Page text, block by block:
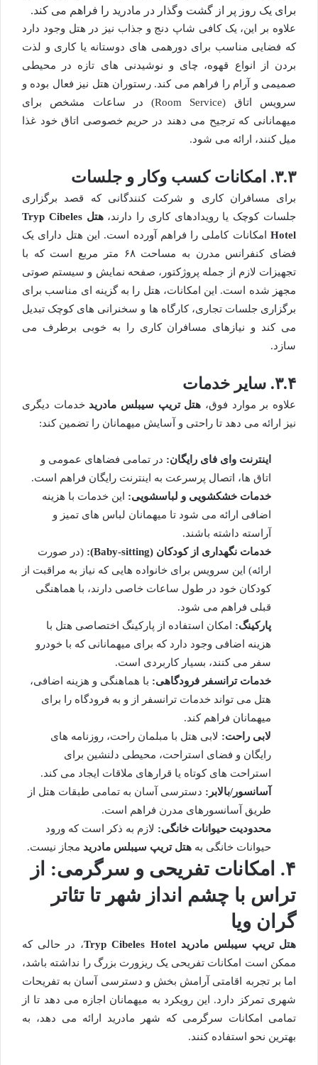
برای یک روز پر از گشت وگذار در مادرید را فراهم می کند.
علاوه بر این، یک کافی شاپ دنج و جذاب نیز در هتل وجود دارد
که فضایی مناسب برای دورهمی های دوستانه یا کاری و لذت
بردن از انواع قهوه، چای و نوشیدنی های تازه در محیطی
صمیمی و آرام را فراهم می کند. رستوران هتل نیز فعال بوده و
سرویس اتاق (Room Service) در ساعات مشخص برای
میهمانانی که ترجیح می دهند در حریم خصوصی اتاق خود غذا
میل کنند، ارائه می شود.
۳.۳. امکانات کسب وکار و جلسات
برای مسافران کاری و شرکت کنندگانی که قصد برگزاری
جلسات کوچک یا رویدادهای کاری را دارند،
هتل Tryp Cibeles
Hotel امکانات کاملی را فراهم آورده است. این هتل دارای یک
فضای کنفرانس مدرن به مساحت ۶۸ متر مربع است که با
تجهیزات لازم از جمله پروژکتور، صفحه نمایش و سیستم صوتی
مجهز شده است. این امکانات، هتل را به گزینه ای مناسب برای
برگزاری جلسات تجاری، کارگاه ها و سخنرانی های کوچک تبدیل
می کند و نیازهای مسافران کاری را به خوبی برطرف می
سازد.
۳.۴. سایر خدمات
علاوه بر موارد فوق، هتل تریپ سیبلس مادرید خدمات دیگری
نیز ارائه می دهد تا راحتی و آسایش میهمانان را تضمین کند:
اینترنت وای فای رایگان: در تمامی فضاهای عمومی و
اتاق ها، اتصال پرسرعت به اینترنت رایگان فراهم است.
خدمات خشکشویی و لباسشویی: این خدمات با هزینه
اضافی ارائه می شود تا میهمانان لباس های تمیز و
آراسته داشته باشند.
خدمات نگهداری از کودکان (Baby-sitting):
(در صورت
ارائه) این سرویس برای خانواده هایی که نیاز به مراقبت از
کودکان خود در طول ساعات خاصی دارند، با هماهنگی
قبلی فراهم می شود.
پارکینگ: امکان استفاده از پارکینگ اختصاصی هتل با
هزینه اضافی وجود دارد که برای میهمانانی که با خودرو
سفر می کنند، بسیار کاربردی است.
خدمات ترانسفر فرودگاهی: با هماهنگی و هزینه اضافی،
هتل می تواند خدمات ترانسفر از و به فرودگاه را برای
میهمانان فراهم کند.
لابی راحت: لابی هتل با مبلمان راحت، روزنامه های
رایگان و فضای استراحت، محیطی دلنشین برای
استراحت های کوتاه یا قرارهای ملاقات ایجاد می کند.
آسانسور/بالابر: دسترسی آسان به تمامی طبقات هتل از
طریق آسانسورهای مدرن فراهم است.
محدودیت حیوانات خانگی: لازم به ذکر است که ورود
حیوانات خانگی به هتل تریپ سیبلس مادرید مجاز نیست.
۴. امکانات تفریحی و سرگرمی: از
تراس با چشم انداز شهر تا تئاتر
گران ویا
هتل تریپ سیبلس مادرید Tryp Cibeles Hotel
، در حالی که
ممکن است امکانات تفریحی یک ریزورت بزرگ را نداشته باشد،
اما بر تجربه اقامتی آرامش بخش و دسترسی آسان به تفریحات
شهری تمرکز دارد. این رویکرد به میهمانان اجازه می دهد تا از
تمامی امکانات سرگرمی که شهر مادرید ارائه می دهد، به
بهترین نحو استفاده کنند.